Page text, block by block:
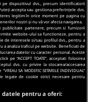
pe dispozitivul dvs., precum identificatorii
accepta sau gestiona preferințele dvs.
legitim în orice moment pe pagina cu
noștri și nu vă vor afecta navigarea.
partenere, precum si furnizorii
website-ului sa functioneze, pentru a
de interesele si/sau profilul dvs., pentru a
analiza traficul pe website. Beneficiati de
datelor cu caracter personal. Aceste
click pe “ACCEPT TOATE”, acceptati folosirea
dvs. cu privire la stocarea/accesarea
SA MODIFIC SETARILE INDIVIDUAL”
legate de cookie strict necesare pentru
pentru a oferi: